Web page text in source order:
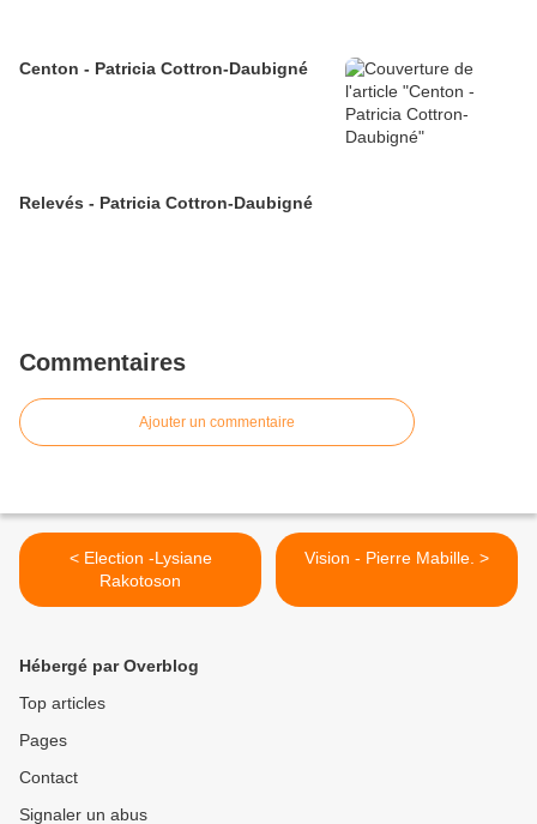
Centon - Patricia Cottron-Daubigné
Relevés - Patricia Cottron-Daubigné
Commentaires
Ajouter un commentaire
< Election -Lysiane
Rakotoson
Vision - Pierre Mabille. >
Hébergé par Overblog
Top articles
Pages
Contact
Signaler un abus